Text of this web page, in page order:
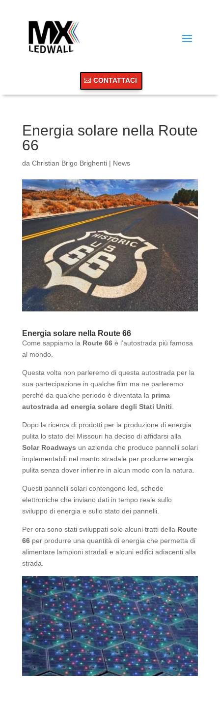
CONTATTACI
Energia solare nella Route
66
da Christian Brigo Brighenti| News
Energia solare nella Route 66
Come sappiamo la Route 66è l’autostrada più famosa
al mondo.
Questa volta non parleremo di questa autostrada per la
sua partecipazione in qualche film ma ne parleremo
perché da qualche periodo è diventata la prima
autostrada ad energia solare degli Stati Uniti.
Dopo la ricerca di prodotti per la produzione di energia
pulita lo stato del Missouri ha deciso di affidarsi alla
Solar Roadways un azienda che produce pannelli solari
implementabili nel manto stradale per produrre energia
pulita senza dover infierire in alcun modo con la natura.
Questi pannelli solari contengono led, schede
elettroniche che inviano dati in tempo reale sullo
sviluppo di energia e sullo stato dei pannelli.
Per ora sono stati sviluppati solo alcuni tratti della Route
66per produrre una quantità di energia che permetta di
alimentare lampioni stradali e alcuni edifici adiacenti alla
strada.